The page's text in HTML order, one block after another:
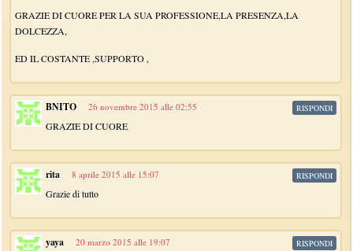
GRAZIE DI CUORE PER LA SUA PROFESSIONE,LA PRESENZA,LA
DOLCEZZA,
ED IL COSTANTE ,SUPPORTO ,
BNITO 26 novembre 2015 alle 02:55
GRAZIE DI CUORE
RISPONDI
rita 8 aprile 2015 alle 15:07
Grazie di tutto
RISPONDI
yaya 20 marzo 2015 alle 19:07 RISPONDI